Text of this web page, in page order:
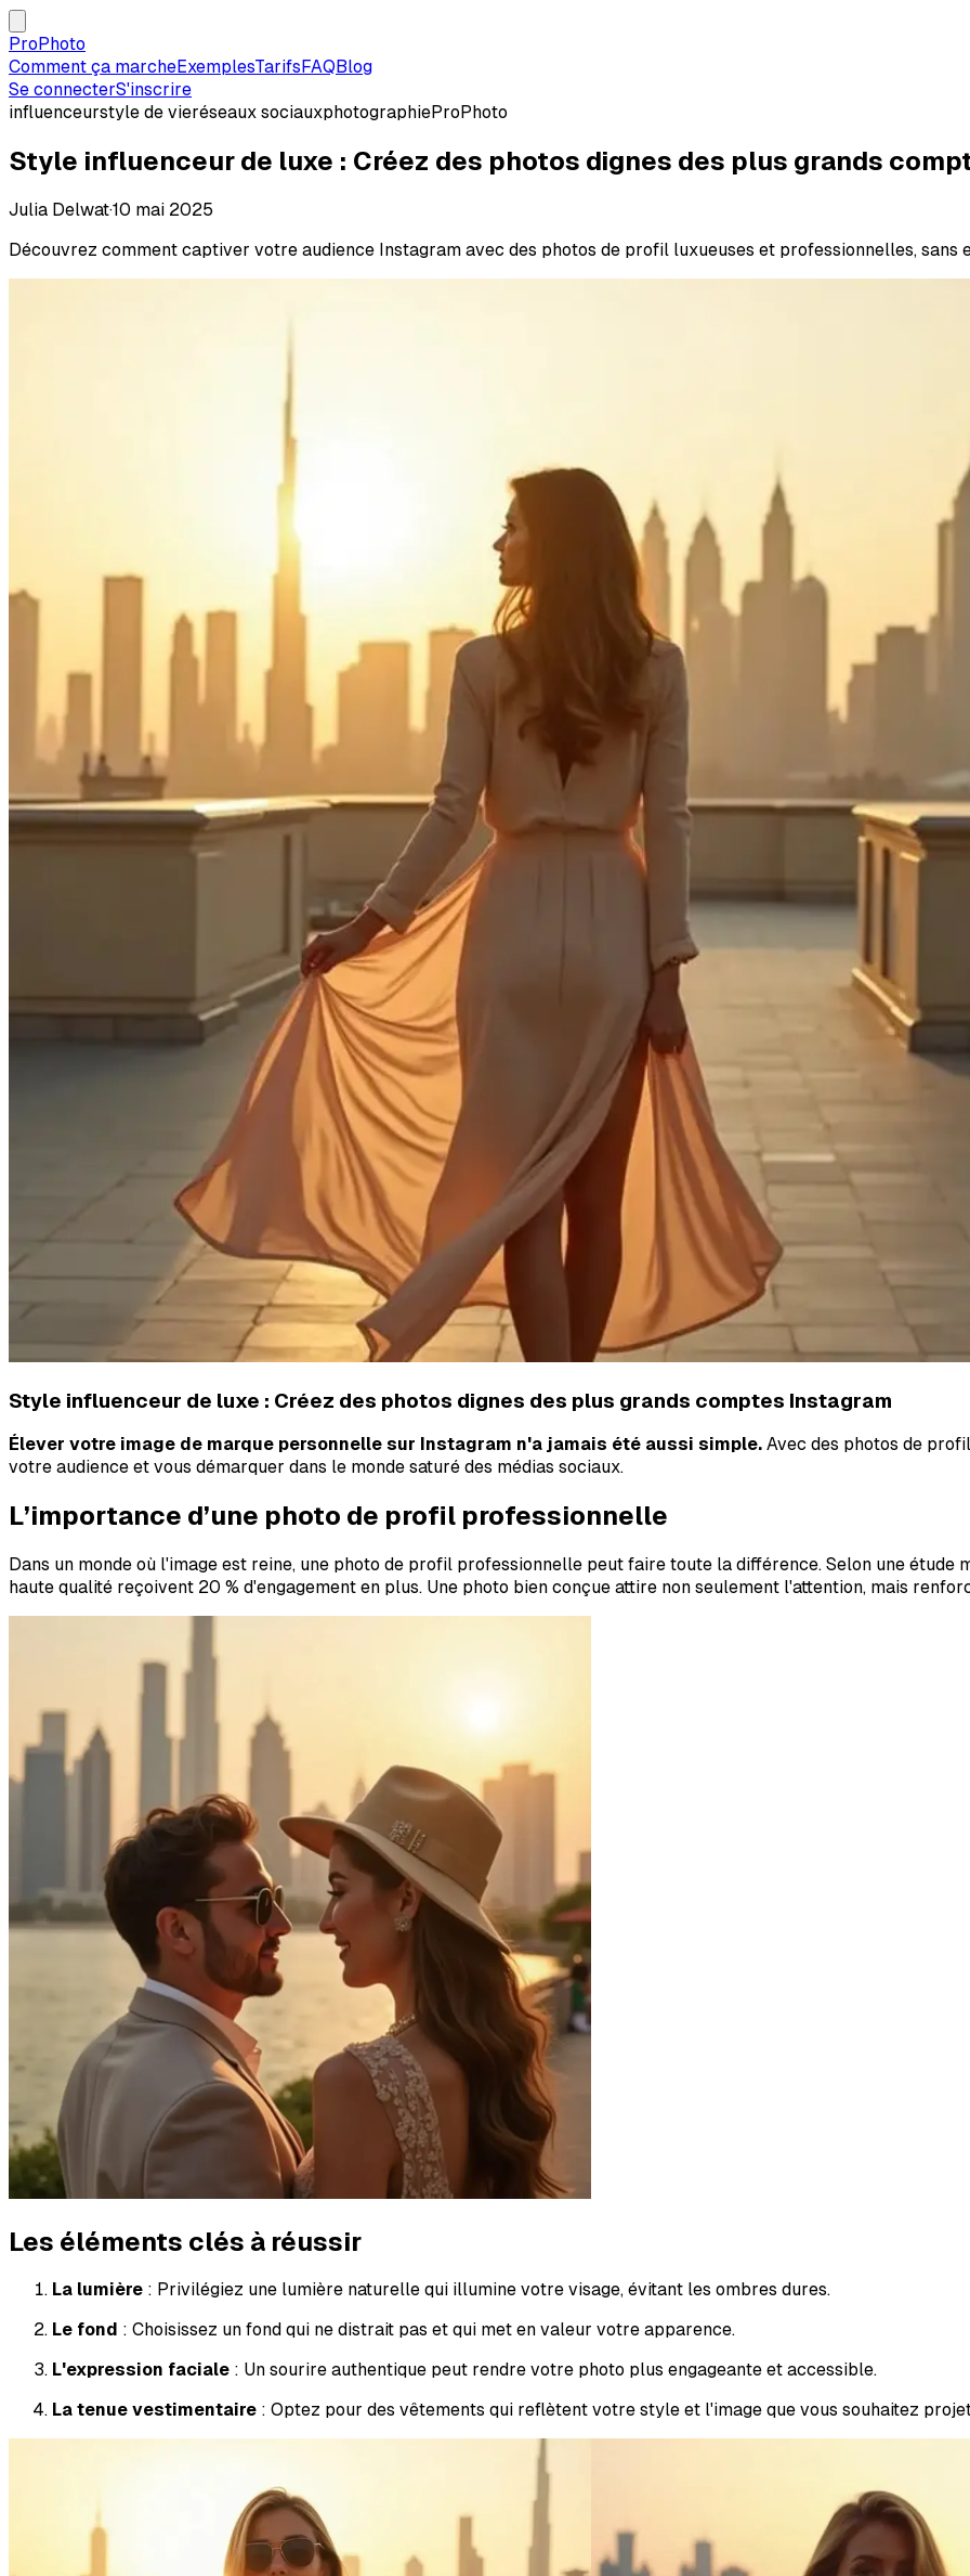
ProPhoto
Comment ça marcheExemplesTarifsFAQBlog
Se connecterS'inscrire
influenceurstyle de vieréseaux sociauxphotographieProPhoto
Style influenceur de luxe : Créez des photos dignes des plus grands
Julia Delwat·10 mai 2025
Découvrez comment captiver votre audience Instagram avec des photos de profil luxueuses et professionnelles, sans
Style influenceur de luxe : Créez des photos dignes des plus grands comptes Instagram
Élever votre image de marque personnelle sur Instagram n'a jamais été aussi simple. Avec des photos de
votre audience et vous démarquer dans le monde saturé des médias sociaux.
L’importance d’une photo de profil professionnelle
Dans un monde où l'image est reine, une photo de profil professionnelle peut faire toute la différence. Selon une étude
haute qualité reçoivent 20 % d'engagement en plus. Une photo bien conçue attire non seulement l'attention, mais
Les éléments clés à réussir
La lumière : Privilégiez une lumière naturelle qui illumine votre visage, évitant les ombres dures.
Le fond : Choisissez un fond qui ne distrait pas et qui met en valeur votre apparence.
L'expression faciale : Un sourire authentique peut rendre votre photo plus engageante et accessible.
La tenue vestimentaire : Optez pour des vêtements qui reflètent votre style et l'image que vous souhaitez